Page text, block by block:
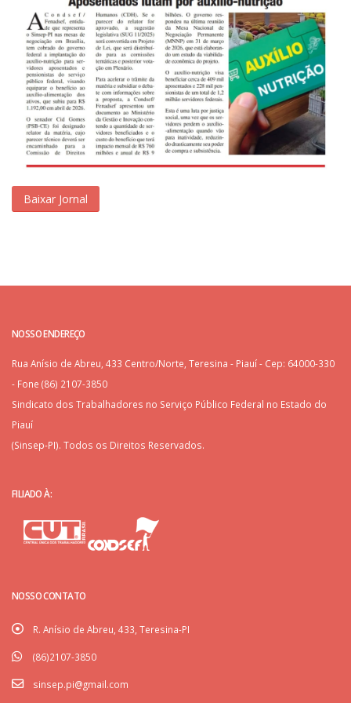
Baixar Jornal
NOSSO ENDEREÇO
Rua Anísio de Abreu, 433 Centro/Norte, Teresina - Piauí - Cep: 64000-330
- Fone (86) 2107-3850
Sindicato dos Trabalhadores no Serviço Público Federal no Estado do
Piauí
(Sinsep-PI). Todos os Direitos Reservados.
FILIADO À:
NOSSO CONTATO
R. Anísio de Abreu, 433, Teresina-PI
(86)2107-3850
sinsep.pi@gmail.com